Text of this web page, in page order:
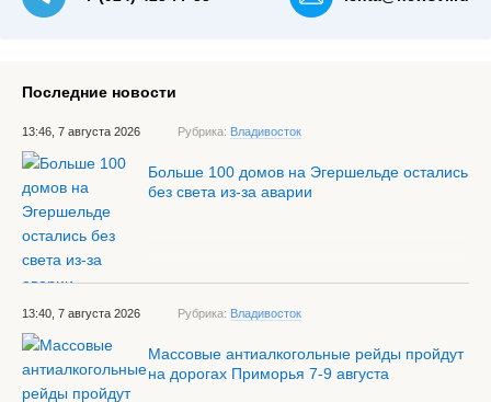
Последние новости
13:46, 7 августа 2026 Рубрика: Владивосток
Больше 100 домов на Эгершельде остались
без света из-за аварии
13:40, 7 августа 2026 Рубрика: Владивосток
Массовые антиалкогольные рейды пройдут
на дорогах Приморья 7-9 августа